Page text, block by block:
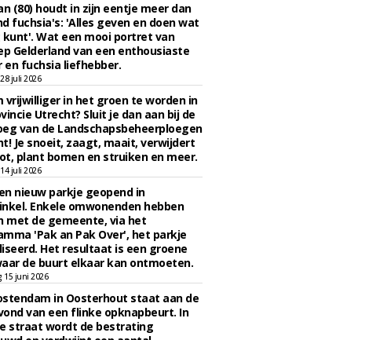
(80) houdt in zijn eentje meer dan
fuchsia's: 'Alles geven en doen wat
kunt'. Wat een mooi portret van
Gelderland van een enthousiaste
en fuchsia liefhebber.
juli 2026
vrijwilliger in het groen te worden in
Utrecht? Sluit je dan aan bij de
van de Landschapsbeheerploegen
Je snoeit, zaagt, maait, verwijdert
plant bomen en struiken en meer.
juli 2026
nieuw parkje geopend in
Enkele omwonenden hebben
met de gemeente, via het
'Pak an Pak Over', het parkje
Het resultaat is een groene
de buurt elkaar kan ontmoeten.
15 juni 2026
in Oosterhout staat aan de
van een flinke opknapbeurt. In
straat wordt de bestrating